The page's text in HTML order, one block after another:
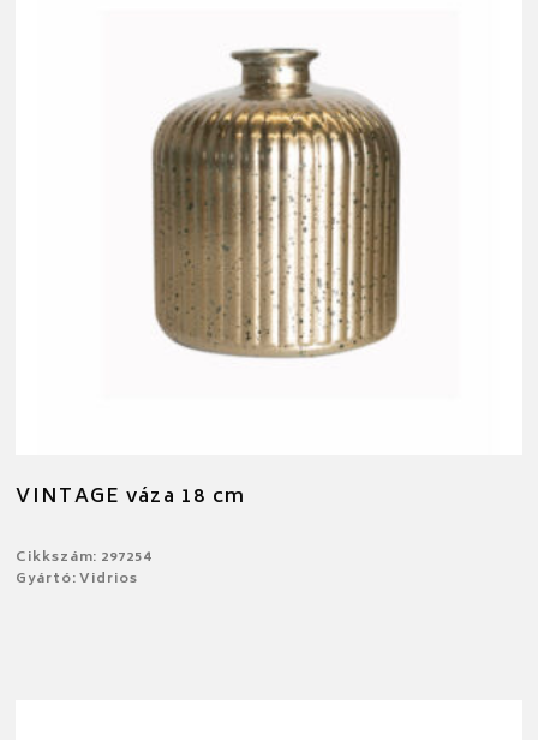
VINTAGE váza 18 cm
Cikkszám: 297254
Gyártó: Vidrios